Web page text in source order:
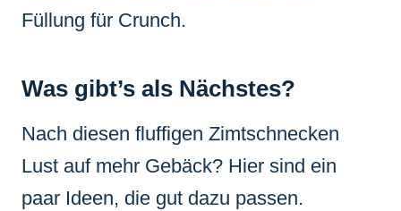
Füllung für Crunch.
Was gibt’s als Nächstes?
Nach diesen fluffigen Zimtschnecken
Lust auf mehr Gebäck? Hier sind ein
paar Ideen, die gut dazu passen.